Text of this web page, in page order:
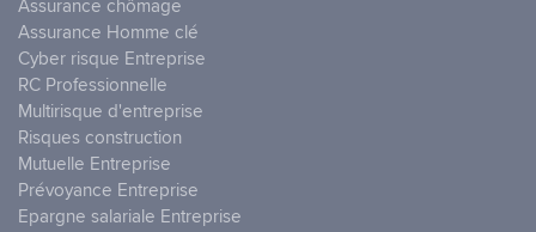
Assurance chômage
Assurance Homme clé
Cyber risque Entreprise
RC Professionnelle
Multirisque d'entreprise
Risques construction
Mutuelle Entreprise
Prévoyance Entreprise
Epargne salariale Entreprise